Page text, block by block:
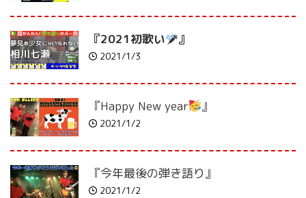
『2021初歌い 』
2021/1/3
『Happy New year 』
2021/1/2
『今年最後の弾き語り』
2021/1/2